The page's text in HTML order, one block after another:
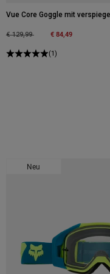
Vue Core Goggle mit
Price reduced from
€ 129,99to € 84,49
(1)
Neu